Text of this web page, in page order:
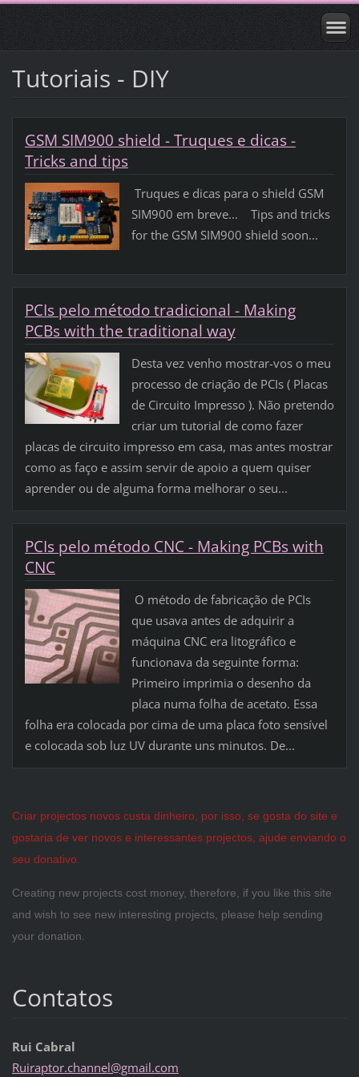
Tutoriais - DIY
GSM SIM900 shield - Truques e dicas -
Tricks and tips
Truques e dicas para o shield GSM
SIM900 em breve... Tips and tricks
for the GSM SIM900 shield soon...
PCIs pelo método tradicional - Making
PCBs with the traditional way
Desta vez venho mostrar-vos o meu
processo de criação de PCIs ( Placas
de Circuito Impresso ). Não pretendo
criar um tutorial de como fazer
placas de circuito impresso em casa, mas antes mostrar
como as faço e assim servir de apoio a quem quiser
aprender ou de alguma forma melhorar o seu...
PCIs pelo método CNC - Making PCBs with
CNC
O método de fabricação de PCIs
que usava antes de adquirir a
máquina CNC era litográfico e
funcionava da seguinte forma:
Primeiro imprimia o desenho da
placa numa folha de acetato. Essa
folha era colocada por cima de uma placa foto sensível
e colocada sob luz UV durante uns minutos. De...
Criar projectos novos custa dinheiro, por isso, se gosta do site e
gostaria de ver novos e interessantes projectos, ajude enviando o
seu donativo.
Creating new projects cost money, therefore, if you like this site
and wish to see new interesting projects, please help sending
your donation.
Contatos
Rui Cabral
Ruiraptor.channel@gmail.com